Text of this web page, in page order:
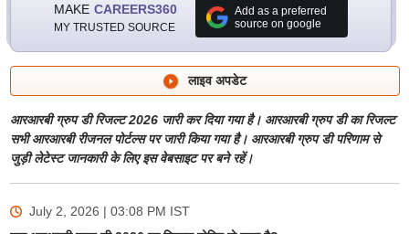
MAKE CAREERS360
MY TRUSTED SOURCE
Add as a preferred
source on google
लाइव अपडेट
आरआरबी ग्रुप डी रिजल्ट 2026 जारी कर दिया गया है। आरआरबी ग्रुप डी का रिजल्ट
सभी आरआरबी रीजनल पोर्टल्स पर जारी किया गया है। आरआरबी ग्रुप डी परिणाम से
जुड़ी लेटेस्ट जानकारी के लिए इस वेबसाइट पर बने रहें।
July 2, 2026 | 03:08 PM IST